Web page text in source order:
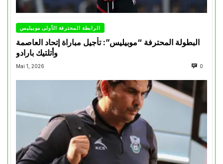
الرابطة المحترفة الأولى موبيليس
البطولة المحترفة “موبيليس”: تأجيل مباراة إتحاد العاصمة
وأتلتيك بارادو
Mai 1, 2026 0